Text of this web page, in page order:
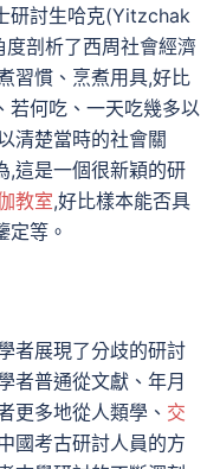
研討生哈克(Yitzchak
度剖析了西周社會經濟
習慣、烹煮用具,好比
若何吃、一天吃幾多以
清楚當時的社會關
,這是一個很新穎的研
教室,好比樣本能否具
定等。
者展現了分歧的研討
者普通從文獻、年月
更多地從人類學、 交
國考古研討人員的方